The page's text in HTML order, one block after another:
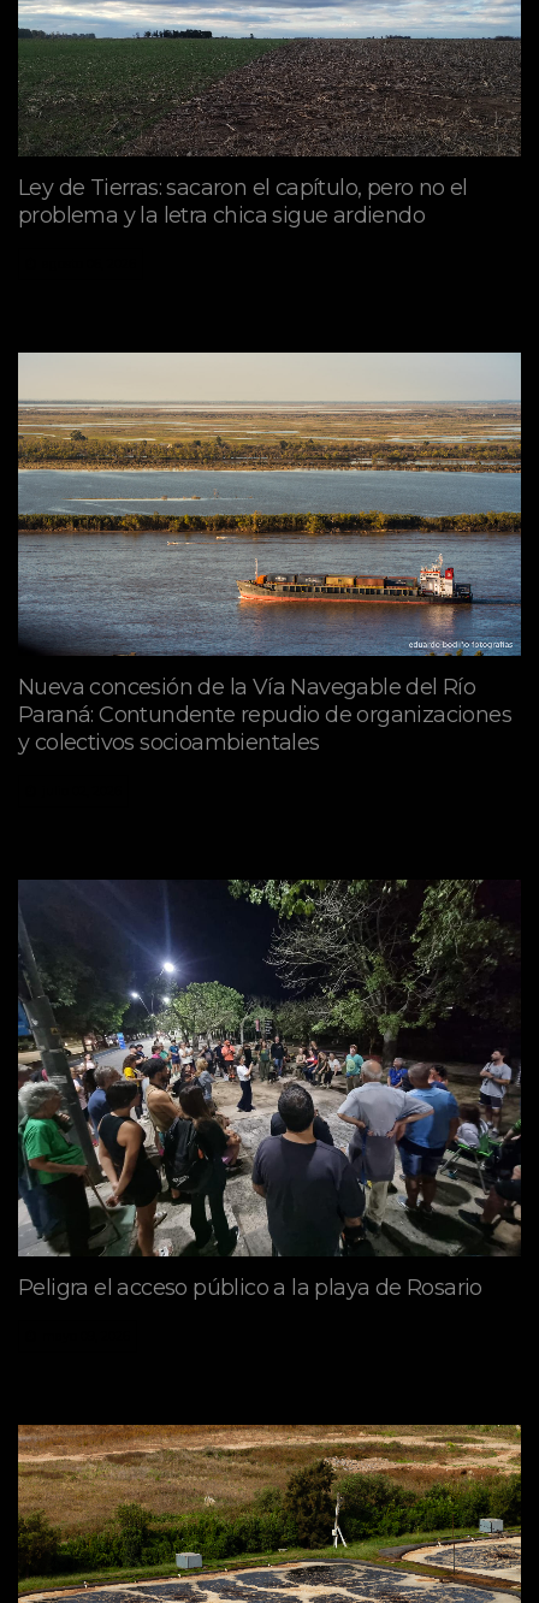
Ley de Tierras: sacaron el capítulo, pero no el
problema y la letra chica sigue ardiendo
Nueva concesión de la Vía Navegable del Río
Paraná: Contundente repudio de organizaciones
y colectivos socioambientales
Peligra el acceso público a la playa de Rosario